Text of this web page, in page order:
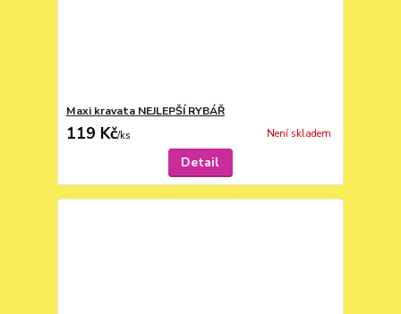
Maxi kravata NEJLEPŠÍ RYBÁŘ
119 Kč/ks Není skladem
Detail